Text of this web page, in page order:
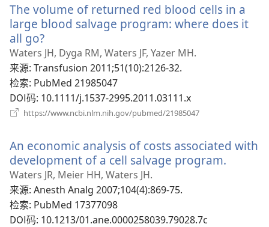
窗
口）
The volume of returned red blood cells in a
large blood salvage program: where does it
all go?
开
新
窗
口）
Waters JH, Dyga RM, Waters JF, Yazer MH.
来源‎: Transfusion 2011;51(10):2126-32.
检索‎: PubMed 21985047
DOI码‎: 10.1111/j.1537-2995.2011.03111.x
https://www.ncbi.nlm.nih.gov/pubmed/21985047
窗
口）
An economic analysis of costs associated with
development of a cell salvage program.
Waters JR, Meier HH, Waters JH.
来源‎: Anesth Analg 2007;104(4):869-75.
检索‎: PubMed 17377098
DOI码‎: 10.1213/01.ane.0000258039.79028.7c